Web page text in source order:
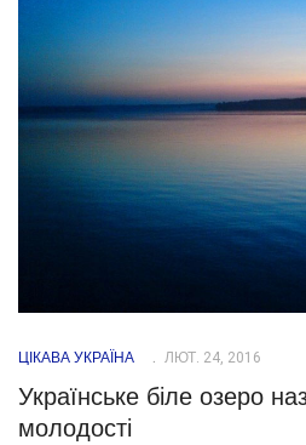
ЦІКАВА УКРАЇНА ЛЮТ. 24, 2016
Українське біле озеро
молодості